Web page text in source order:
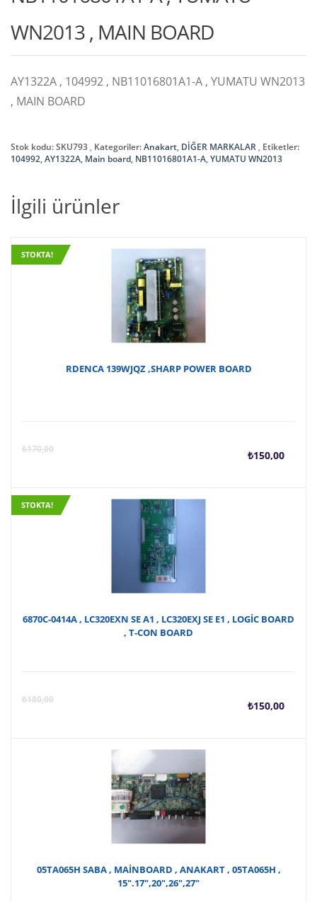
WN2013 , MAIN BOARD
AY1322A , 104992 , NB11016801A1-A , YUMATU WN2013
, MAIN BOARD
Stok kodu:SKU793 Kategoriler:Anakart, DİĞER MARKALAR Etiketler:
104992,AY1322A, Main board, NB11016801A1-A,YUMATU WN2013
İlgili ürünler
STOKTA!
RDENCA 139WJQZ ,SHARP POWER BOARD
₺170,00 ₺150,00
Şu
STOKTA!
6870C-0414A , LC320EXN SE A1 , LC320EXJ SE E1 , LOGİC BOARD
, T-CON BOARD
₺180,00 ₺150,00
Şu
05TA065H SABA , MAİNBOARD , ANAKART , 05TA065H ,
15″.17″,20″,26″,27″